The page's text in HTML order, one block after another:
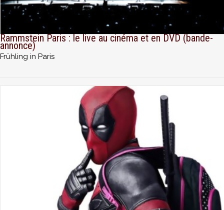
Rammstein Paris : le live au cinéma et en DVD (bande-
annonce)
Frühling in Paris